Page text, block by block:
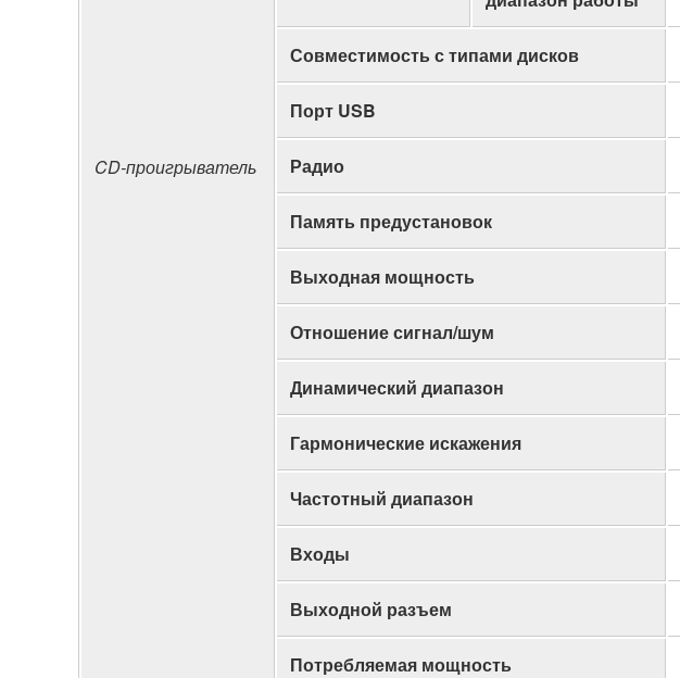
CD-проигрыватель
Совместимость с типами дисков
Порт USB
Радио
Память предустановок
Выходная мощность
Отношение сигнал/шум
Динамический диапазон
Гармонические искажения
Частотный диапазон
Входы
Выходной разъем
Потребляемая мощность